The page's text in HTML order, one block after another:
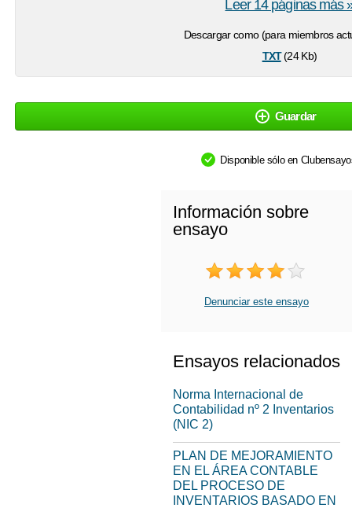
Descargar como (para miembros
txt(24 Kb)
Leer 14 páginas más
Guardar
Disponible sólo en
Información sobre
ensayo
Denunciar este ensayo
Ensayos relacionados
Norma Internacional de
Contabilidad nº 2 Inventarios
(NIC 2)
PLAN DE MEJORAMIENTO
EN EL ÁREA CONTABLE
DEL PROCESO DE
INVENTARIOS BASADO EN